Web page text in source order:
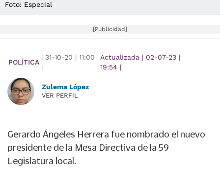
Foto: Especial
[Publicidad]
POLÍTICA
| 31-10-20 | 11:00
|
Actualizada | 02-07-23 |
19:54 |
Zulema López
VER PERFIL
Gerardo Ángeles Herrera fue nombrado el nuevo
presidente de la Mesa Directiva de la 59
Legislatura local.